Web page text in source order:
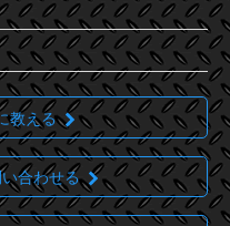
教える
合わせる